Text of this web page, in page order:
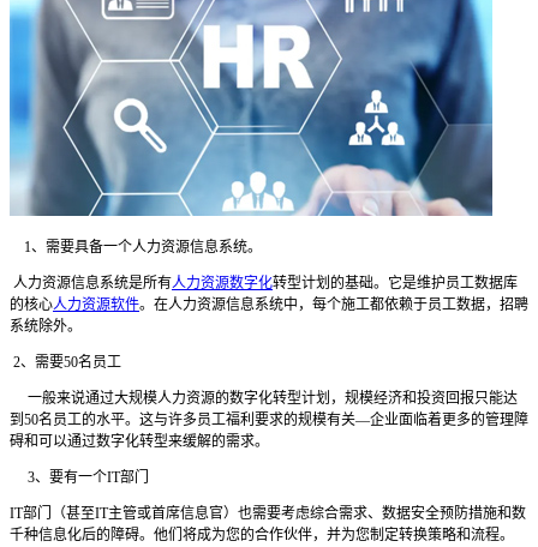
1、需要具备一个人力资源信息系统。
人力资源信息系统是所有人力资源数字化转型计划的基础。它是维护员工数据库
的核心人力资源软件。在人力资源信息系统中，每个施工都依赖于员工数据，招聘
系统除外。
2、需要50名员工
一般来说通过大规模人力资源的数字化转型计划，规模经济和投资回报只能达
到 50名员工的水平。这与许多员工福利要求的规模有关—企业面临着更多的管理障
碍和可以通过数字化转型来缓解的需求。
3、要有一个IT部门
IT部门（甚至IT主管或首席信息官）也需要考虑综合需求、数据安全预防措施和数
千种信息化后的障碍。他们将成为您的合作伙伴，并为您制定转换策略和流程。